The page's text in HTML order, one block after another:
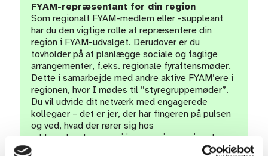
FYAM-repræsentant for din region
Som regionalt FYAM-medlem eller -suppleant
har du den vigtige rolle at repræsentere din
region i FYAM-udvalget. Derudover er du
tovholder på at planlægge sociale og faglige
arrangementer, f.eks. regionale fyraftensmøder.
Dette i samarbejde med andre aktive FYAM’ere i
regionen, hvor I mødes til ”styregruppemøder”.
Du vil udvide dit netværk med engagerede
kollegaer – det er jer, der har fingeren på pulsen
og ved, hvad der rører sig hos
uddannelseslægerne i jeres region, og jer, der
tegner temaerne for de fyraftensmøder, I ønsker